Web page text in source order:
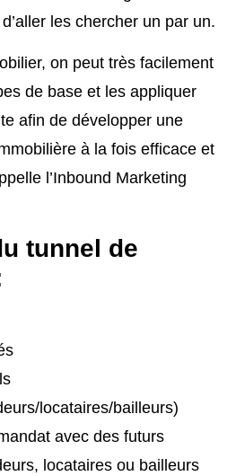
les chercher un par un.
on peut très facilement
de base et les appliquer
afin de développer une
à la fois efficace et
l’Inbound Marketing
tunnel de
locataires/bailleurs)
avec des futurs
locataires ou bailleurs